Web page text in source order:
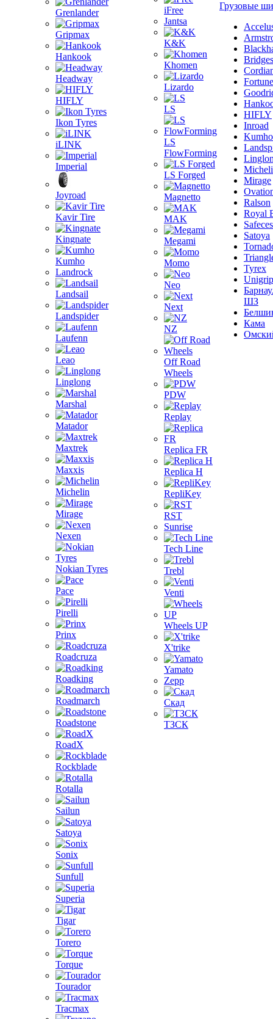
Grenlander
Gripmax
Hankook
Headway
HIFLY
Ikon Tyres
iLINK
Imperial
Joyroad
Kavir Tire
Kingnate
Kumho
Landrock
Landsail
Landspider
Laufenn
Leao
Linglong
Marshal
Matador
Maxtrek
Maxxis
Michelin
Mirage
Nexen
Nokian Tyres
Pace
Pirelli
Prinx
Roadcruza
Roadking
Roadmarch
Roadstone
RoadX
Rockblade
Rotalla
Sailun
Satoya
Sonix
Sunfull
Superia
Tigar
Torero
Torque
Tourador
Tracmax
iFree
Jantsa
K&K
Khomen
Lizardo
LS
LS
FlowForming
LS Forged
Magnetto
MAK
Megami
Momo
Neo
Next
NZ
Off Road
Wheels
PDW
Replay
Replica FR
Replica H
RepliKey
RST
Sunrise
Tech Line
Trebl
Venti
Wheels UP
X'trike
Yamato
Zepp
Скад
ТЗСК
Грузовые
Fortune
HIFLY
Inroad
Kumho
Mirage
Ralson
Royal
Satoya
Tyrex
Unigrip
ШЗ
Кама